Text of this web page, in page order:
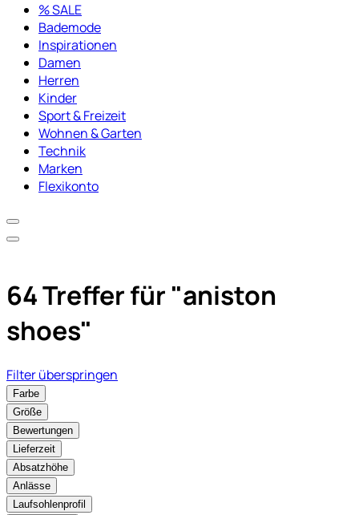
% SALE
Bademode
Inspirationen
Damen
Herren
Kinder
Sport & Freizeit
Wohnen & Garten
Technik
Marken
Flexikonto
64 Treffer für "aniston
shoes"
Filter überspringen
Farbe
Größe
Bewertungen
Lieferzeit
Absatzhöhe
Anlässe
Laufsohlenprofil